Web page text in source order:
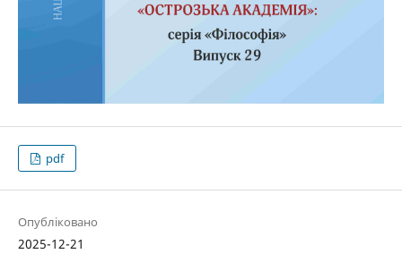
pdf
Опубліковано
2025-12-21